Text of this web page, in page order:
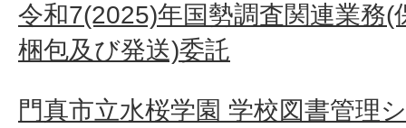
令和7(2025)年国勢調査関連業務(
梱包及び発送)委託
門真市立水桜学園 学校図書管理